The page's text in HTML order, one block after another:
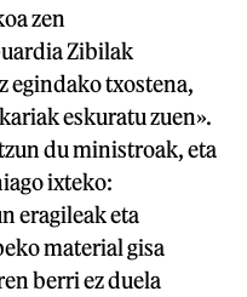
zen
Zibilak
egindako txostena,
eskuratu zuen».
du ministroak, eta
ixteko:
eragileak eta
material gisa
berri ez duela